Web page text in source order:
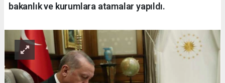
bakanlık ve kurumlara atamalar yapıldı.